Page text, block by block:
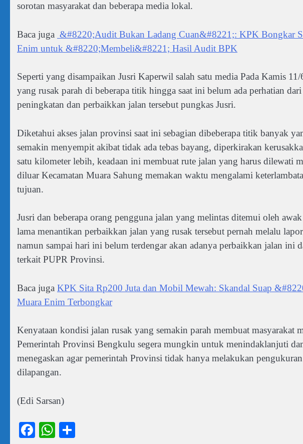
sorotan masyarakat dan beberapa media lokal.
Baca juga &#8220;Audit Bukan Ladang Cuan&#8221;: KPK Bongkar
Enim untuk &#8220;Membeli&#8221; Hasil Audit BPK
Seperti yang disampaikan Jusri Kaperwil salah satu media Pada Kamis
yang rusak parah di beberapa titik hingga saat ini belum ada perhatian
peningkatan dan perbaikkan jalan tersebut pungkas Jusri.
Diketahui akses jalan provinsi saat ini sebagian dibeberapa titik banyak
semakin menyempit akibat tidak ada tebas bayang, diperkirakan
satu kilometer lebih, keadaan ini membuat rute jalan yang harus dilewati
diluar Kecamatan Muara Sahung memakan waktu mengalami
tujuan.
Jusri dan beberapa orang pengguna jalan yang melintas ditemui oleh
lama menantikan perbaikkan jalan yang rusak tersebut pernah melalu
namun sampai hari ini belum terdengar akan adanya perbaikkan jalan ini
terkait PUPR Provinsi.
Baca juga KPK Sita Rp200 Juta dan Mobil Mewah: Skandal Suap
Muara Enim Terbongkar
Kenyataan kondisi jalan rusak yang semakin parah membuat masyarakat
Pemerintah Provinsi Bengkulu segera mungkin untuk menindaklanjuti
menegaskan agar pemerintah Provinsi tidak hanya melakukan
dilapangan.
(Edi Sarsan)
Facebook
WhatsApp